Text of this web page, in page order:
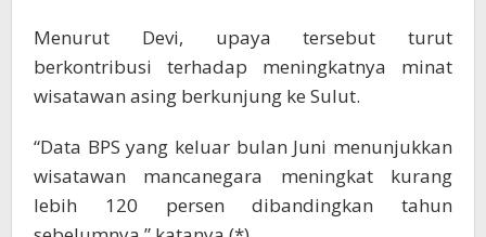
Menurut Devi, upaya tersebut turut
berkontribusi terhadap meningkatnya minat
wisatawan asing berkunjung ke Sulut.
“Data BPS yang keluar bulan Juni menunjukkan
wisatawan mancanegara meningkat kurang
lebih 120 persen dibandingkan tahun